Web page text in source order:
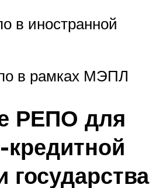
в иностранной
в рамках МЭПЛ
РЕПО для
государства